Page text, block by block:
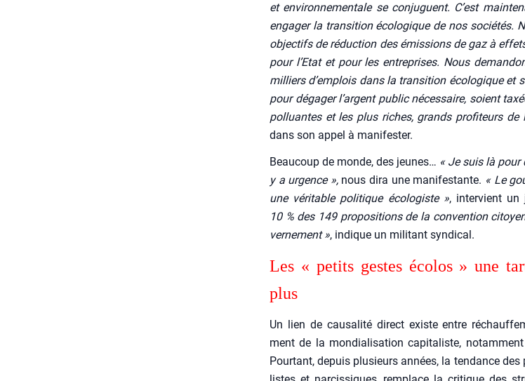
et envi­ron­ne­men­tale se conjuguent. C’est
enga­ger la tran­si­tion éco­lo­gique de nos socié­tés.
objec­tifs de réduc­tion des émis­sions de gaz à
pour l’E­tat et pour les entre­prises. Nous
mil­liers d’emplois dans la tran­si­tion éco­lo­gique et
pour déga­ger l’argent public néces­saire, soient
pol­luantes et les plus riches, grands pro­fi­teurs de
dans son appel à mani­fes­ter.
Beau­coup de monde, des jeunes… « Je suis là pour
y a urgence »,nous dira une mani­fes­tante. « Le
une véri­table poli­tique éco­lo­giste », inter­vient un
10 % des 149 pro­po­si­tions de la conven­tion
ver­ne­ment », indique un mili­tant syn­di­cal.
Les « petits gestes éco­los » une
plus
Un lien de cau­sa­li­té direct existe entre
ment de la mon­dia­li­sa­tion capi­ta­liste,
Pour­tant, depuis plu­sieurs années, la ten­dance